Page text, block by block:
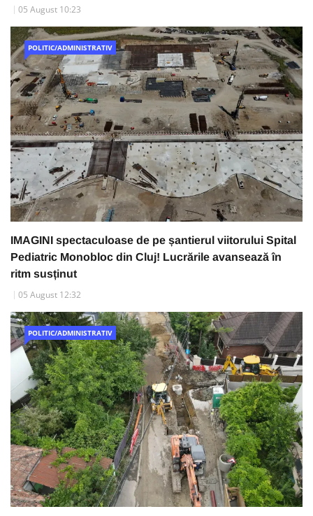
05 August 10:23
POLITIC/ADMINISTRATIV
IMAGINI spectaculoase de pe șantierul viitorului Spital
Pediatric Monobloc din Cluj! Lucrările avansează în
ritm susținut
05 August 12:32
POLITIC/ADMINISTRATIV